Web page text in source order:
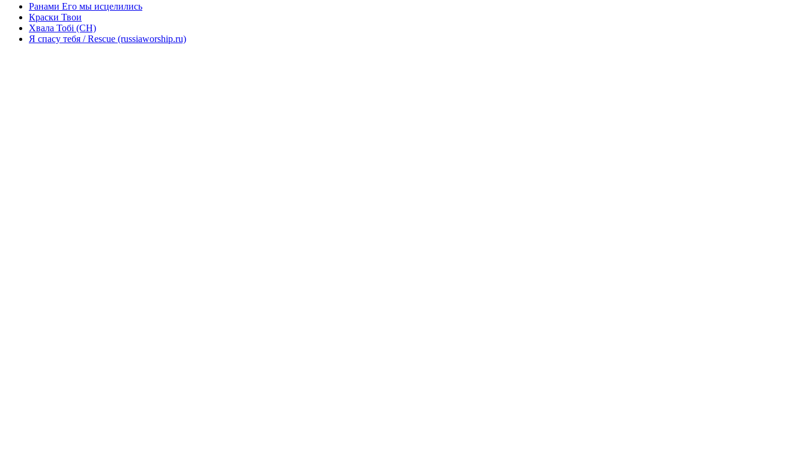
Ранами Его мы исцелились
Краски Твои
Хвала Тобі (СН)
Я спасу тебя / Rescue (russiaworship.ru)